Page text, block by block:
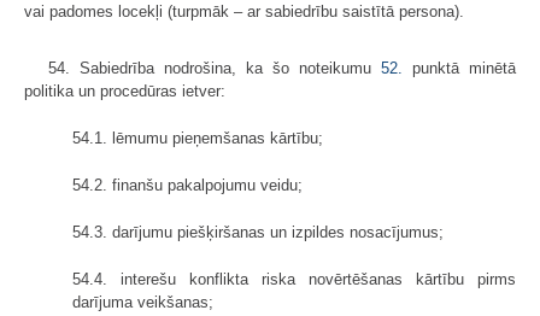
vai padomes locekļi (turpmāk – ar sabiedrību saistītā persona).
54. Sabiedrība nodrošina, ka šo noteikumu 52.
punktā minētā
politika un procedūras ietver:
54.1. lēmumu pieņemšanas kārtību;
54.2. finanšu pakalpojumu veidu;
54.3. darījumu piešķiršanas un izpildes nosacījumus;
54.4. interešu konflikta riska novērtēšanas kārtību pirms
darījuma veikšanas;